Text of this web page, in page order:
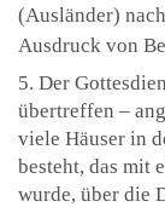
(Ausländer)
Ausdruck von
5. Der
übertreffen –
viele Häuser in
besteht, das mit
wurde, über die